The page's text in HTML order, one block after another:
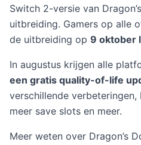
Switch 2-versie van
uitbreiding. Gamers op alle
de uitbreiding op 9 oktober
In augustus krijgen alle
een gratis quality-of-life
verschillende
meer save slots en meer.
Meer weten over Dragon’s